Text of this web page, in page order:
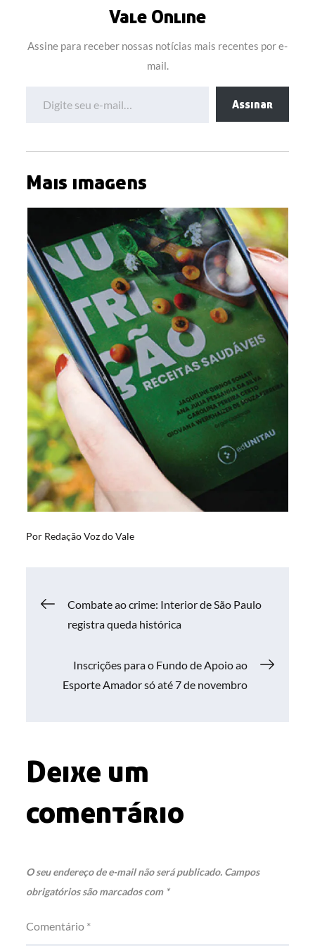
Vale Online
Assine para receber nossas notícias mais recentes por e-
mail.
Assinar
Mais imagens
Por Redação Voz do Vale
Navegação
Post
Combate ao crime: Interior de São Paulo
registra queda histórica
Inscrições para o Fundo de Apoio ao
Esporte Amador só até 7 de novembro
Deixe um
comentário
O seu endereço de e-mail não será publicado. Campos
obrigatórios são marcados com *
Comentário *